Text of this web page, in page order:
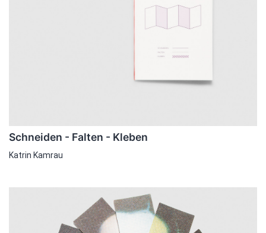
Schneiden -­ Falten ­- Kleben
Katrin Kamrau